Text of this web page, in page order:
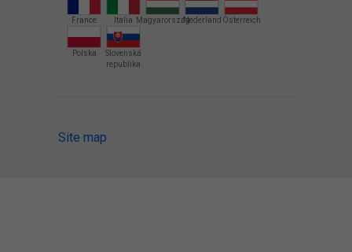
France Italia MagyarországNederland Österreich
Polska
Slovenská
republika
Site map